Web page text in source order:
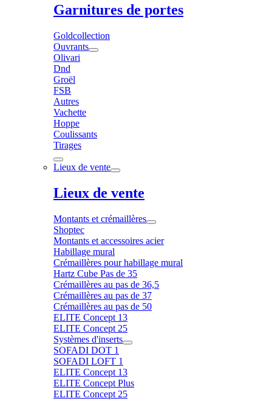
Garnitures de portes
Goldcollection
Ouvrants
Olivari
Dnd
Groël
FSB
Autres
Vachette
Hoppe
Coulissants
Tirages
Lieux de vente
Lieux de vente
Montants et crémaillères
Shoptec
Montants et accessoires acier
Habillage mural
Crémaillères pour habillage mural
Hartz Cube Pas de 35
Crémaillères au pas de 36,5
Crémaillères au pas de 37
Crémaillères au pas de 50
ELITE Concept 13
ELITE Concept 25
Systèmes d'inserts
SOFADI DOT 1
SOFADI LOFT 1
ELITE Concept 13
ELITE Concept Plus
ELITE Concept 25